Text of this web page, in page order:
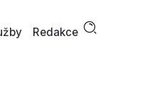
Redakce